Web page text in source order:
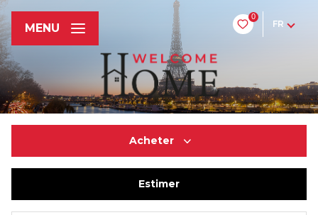
0
FR
MENU
Acheter
Du neuf
Estimer